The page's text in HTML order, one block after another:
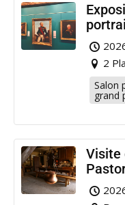
à
2
Salon
grand
Visite